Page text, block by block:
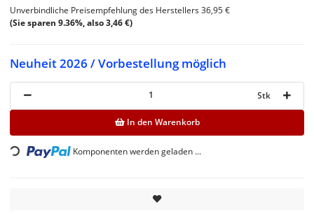
Unverbindliche Preisempfehlung des Herstellers36,95 €
(Sie sparen 9.36%, also3,46 €)
Stk
In den Warenkorb
Loading... Komponenten werden geladen ...
Neuheit 2026 / Vorbestellung möglich